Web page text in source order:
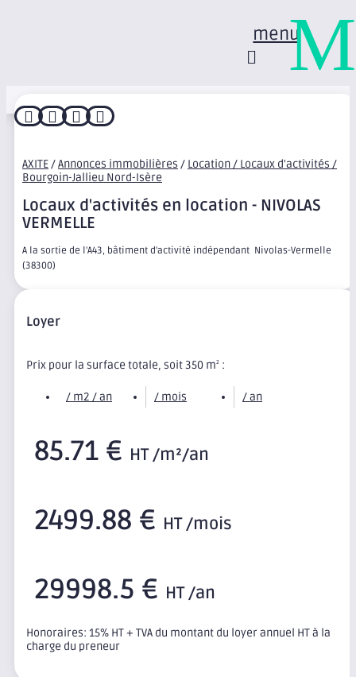
menu
   
AXITE/Annonces immobilières / Location / Locaux d'activités /
Bourgoin-Jallieu Nord-Isère
Locaux d'activités en location - NIVOLAS
VERMELLE
A la sortie de l'A43, bâtiment d'activité indépendant  Nivolas-Vermelle
(38300)
Loyer
Prix pour la surface totale, soit 350 m2 :
/ m2 / an / mois / an
85.71 € HT /m²/an
2499.88 € HT /mois
29998.5 € HT /an
Honoraires: 15% HT + TVA du montant du loyer annuel HT à la
charge du preneur
M